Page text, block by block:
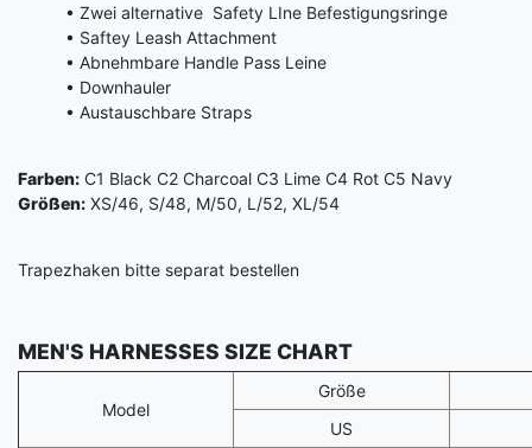
• Zwei alternative Safety LIne Befestigungsringe
• Saftey Leash Attachment
• Abnehmbare Handle Pass Leine
• Downhauler
• Austauschbare Straps
Farben: C1 Black C2 Charcoal C3 Lime C4 Rot C5 Navy
Größen: XS/46, S/48, M/50, L/52, XL/54
Trapezhaken bitte separat bestellen
MEN'S HARNESSES SIZE CHART
Model
Größe
US